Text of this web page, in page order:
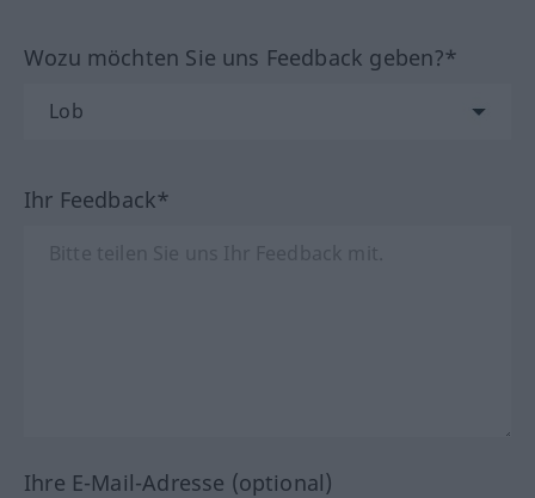
Wozu möchten Sie uns Feedback geben?*
Ihr Feedback*
Ihre E-Mail-Adresse (optional)